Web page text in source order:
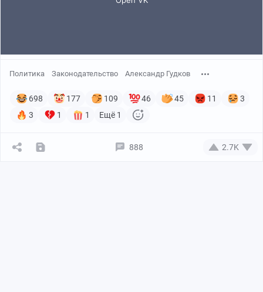
Политика Законодательство Александр Гудков
698 177 109 46 45 11
3
3
1 1 Ещё 1
888 2.7K